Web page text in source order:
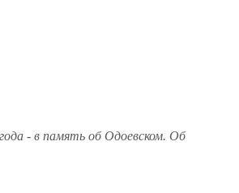
- в память об Одоевском. Об